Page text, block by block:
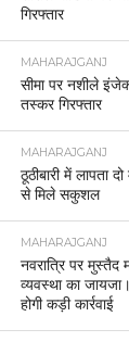
गिरफ्तार
MAHARAJGANJ
सीमा पर नशीले
तस्कर गिरफ्तार
MAHARAJGANJ
ठूठीबारी में लापता
से मिले सकुशल
MAHARAJGANJ
नवरात्रि पर मुस्तैद
व्यवस्था का
होगी कड़ी कार्रवाई